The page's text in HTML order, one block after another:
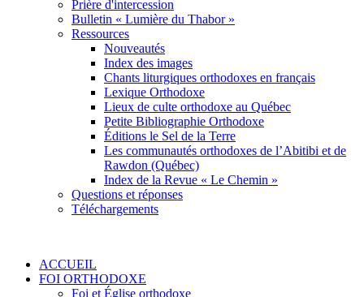
Prière d'intercession
Bulletin « Lumière du Thabor »
Ressources
Nouveautés
Index des images
Chants liturgiques orthodoxes en français
Lexique Orthodoxe
Lieux de culte orthodoxe au Québec
Petite Bibliographie Orthodoxe
Éditions le Sel de la Terre
Les communautés orthodoxes de l’Abitibi et de
Rawdon (Québec)
Index de la Revue « Le Chemin »
Questions et réponses
Téléchargements
ACCUEIL
FOI ORTHODOXE
Foi et Église orthodoxe